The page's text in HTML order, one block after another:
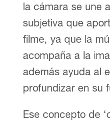
la cámara se une
subjetiva que
filme, ya que la
acompaña a la
además ayuda al
profundizar en su
Ese concepto de